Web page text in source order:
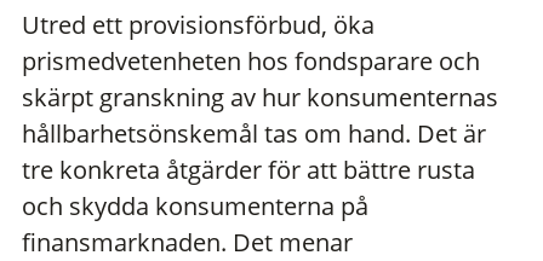
Utred ett provisionsförbud, öka
prismedvetenheten hos fondsparare och
skärpt granskning av hur konsumenternas
hållbarhetsönskemål tas om hand. Det är
tre konkreta åtgärder för att bättre rusta
och skydda konsumenterna på
finansmarknaden. Det menar